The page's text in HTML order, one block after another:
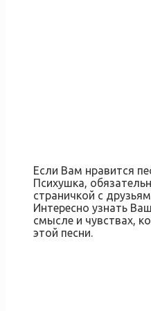
Если Вам нравится
Психушка,
страничкой с
Интересно узнать
смысле и чувствах,
этой песни.